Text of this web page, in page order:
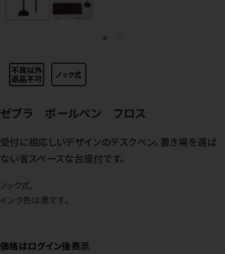
ゼブラ ボールペン フロス
受付に相応しいデザインのデスクペン。置き場を選ば
ない省スペースな台座付です。
ノック式。
インク色は黒です。
価格はログイン後表示